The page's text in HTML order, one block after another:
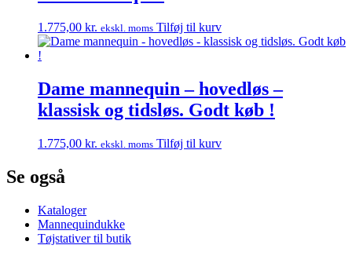
1.775,00 kr. ekskl. moms Tilføj til kurv
Dame mannequin – hovedløs –
klassisk og tidsløs. Godt køb !
1.775,00 kr. ekskl. moms Tilføj til kurv
Se også
Kataloger
Mannequindukke
Tøjstativer til butik